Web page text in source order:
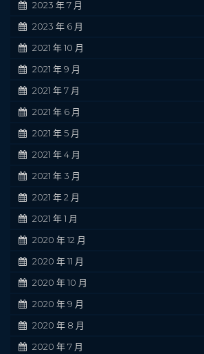
2023 年 7 月
2023 年 6 月
2021 年 10 月
2021 年 9 月
2021 年 7 月
2021 年 6 月
2021 年 5 月
2021 年 4 月
2021 年 3 月
2021 年 2 月
2021 年 1 月
2020 年 12 月
2020 年 11 月
2020 年 10 月
2020 年 9 月
2020 年 8 月
2020 年 7 月